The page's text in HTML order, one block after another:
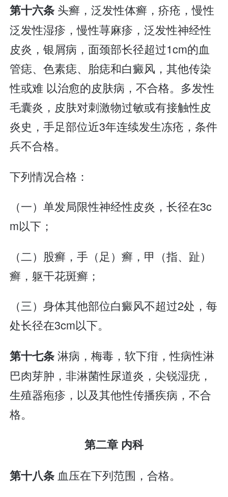
第十六条 头癣，泛发性体癣，疥疮，慢性
泛发性湿疹，慢性荨麻疹，泛发性神经性
皮炎，银屑病，面颈部长径超过1cm的血
管痣、色素痣、胎痣和白癜风，其他传染
性或难 以治愈的皮肤病，不合格。多发性
毛囊炎，皮肤对刺激物过敏或有接触性皮
炎史，手足部位近3年连续发生冻疮，条件
兵不合格。
下列情况合格：
（一）单发局限性神经性皮炎，长径在3c
m以下；
（二）股癣，手（足）癣，甲（指、趾）
癣，躯干花斑癣；
（三）身体其他部位白癜风不超过2处，每
处长径在3cm以下。
第十七条淋病，梅毒，软下疳，性病性淋
巴肉芽肿，非淋菌性尿道炎，尖锐湿疣，
生殖器疱疹，以及其他性传播疾病，不合
格。
第二章 内科
第十八条 血压在下列范围，合格。